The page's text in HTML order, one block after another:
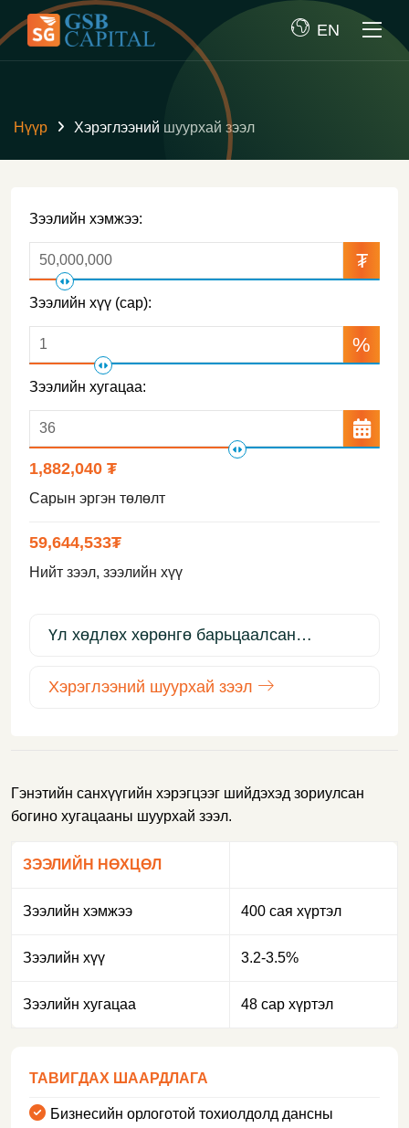
EN
Нүүр Хэрэглээний шуурхай зээл
Зээлийн хэмжээ:
₮
Зээлийн хүү (сар):
%
Зээлийн хугацаа:
1,882,040 ₮
Сарын эргэн төлөлт
59,644,533₮
Нийт зээл, зээлийн хүү
Үл хөдлөх хөрөнгө барьцаалсан
Хэрэглээний шуурхай зээл
Гэнэтийн санхүүгийн хэрэгцээг шийдэхэд зориулсан
богино хугацааны шуурхай зээл.
ЗЭЭЛИЙН НӨХЦӨЛ
Зээлийн хэмжээ 400 сая хүртэл
Зээлийн хүү 3.2-3.5%
Зээлийн хугацаа 48 сар хүртэл
ТАВИГДАХ ШААРДЛАГА
Бизнесийн орлоготой тохиолдолд дансны